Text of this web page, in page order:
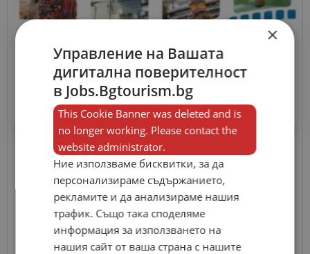
Крис Еър/Chriss Air разши...
3 000.00 лв.
×
Управление на Вашата
дигитална поверителност
в Jobs.Bgtourism.bg
This Cookie Banner was deleted and is
no longer working. Please contact the
website administrator.
Ние използваме бисквитки, за да
персонализираме съдържанието,
рекламите и да анализираме нашия
трафик. Също така споделяме
информация за използването на
нашия сайт от ваша страна с нашите